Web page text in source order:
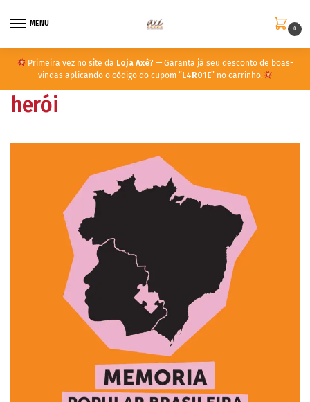
MENU
0
Primeira vez no site da Loja Axé? — Garanta já seu desconto de boas-
vindas aplicando o código do cupom “ L4R01E” no carrinho.
herói